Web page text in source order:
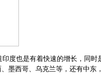
印度也是有着快速的增长，同时
墨西哥、乌克兰等，还有中东